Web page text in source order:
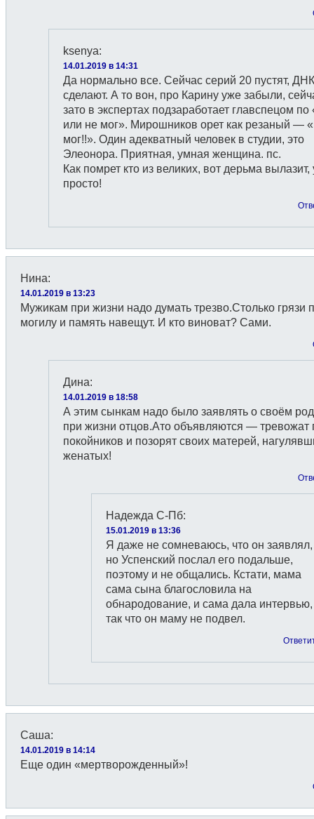
ksenya:
14.01.2019 в 14:31
Да нормально все. Сейчас серий 20 пустят, ДНК
сделают. А то вон, про Карину уже забыли,
зато в экспертах подзаработает главспецом по
или не мог». Мирошников орет как резаный —
мог!!». Один адекватный человек в студии, это
Элеонора. Приятная, умная женщина. пс.
Как помрет кто из великих, вот дерьма вылазит,
просто!
Нина:
14.01.2019 в 13:23
Мужикам при жизни надо думать трезво.Столько грязи
могилу и память навещут. И кто виноват? Сами.
Дина:
14.01.2019 в 18:58
А этим сынкам надо было заявлять о своём
при жизни отцов.Ато объявляются — тревожат
покойников и позорят своих матерей,
женатых!
Надежда С-Пб:
15.01.2019 в 13:36
Я даже не сомневаюсь, что он заявлял,
но Успенский послал его подальше,
поэтому и не общались. Кстати, мама
сама сына благословила на
обнародование, и сама дала интервью,
так что он маму не подвел.
Саша:
14.01.2019 в 14:14
Еще один «мертворожденный»!